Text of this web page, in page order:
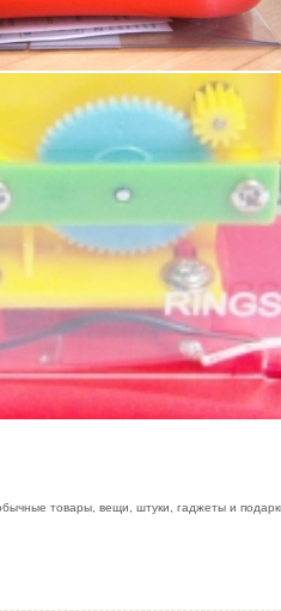
товары, вещи, штуки, гаджеты и